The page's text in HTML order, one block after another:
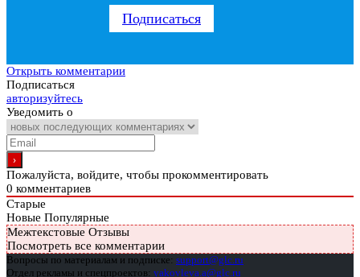
Подписаться
Открыть комментарии
Подписаться
авторизуйтесь
Уведомить о
Пожалуйста, войдите, чтобы прокомментировать
0 комментариев
Старые
Новые Популярные
Межтекстовые Отзывы
Посмотреть все комментарии
Вопросы по материалам и подписке: support@glc.ru
Отдел рекламы и спецпроектов: yakovleva.a@glc.ru